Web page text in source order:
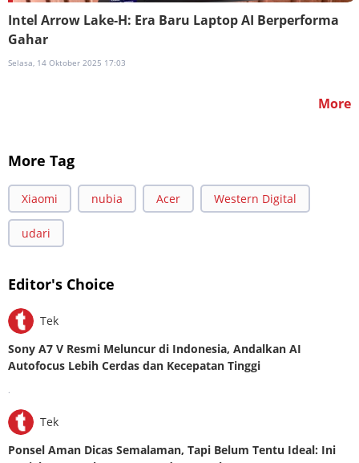
Intel Arrow Lake-H: Era Baru Laptop AI Berperforma
Gahar
Selasa, 14 Oktober 2025 17:03
More
More Tag
Xiaomi nubia Acer Western Digital
udari
Editor's Choice
Tek
Sony A7 V Resmi Meluncur di Indonesia, Andalkan AI
Autofocus Lebih Cerdas dan Kecepatan Tinggi
.
Tek
Ponsel Aman Dicas Semalaman, Tapi Belum Tentu Ideal: Ini